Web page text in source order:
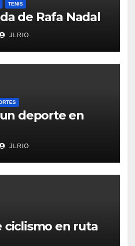
TENIS
de Rafa Nadal
JLRIO
deporte en
JLRIO
ciclismo en ruta